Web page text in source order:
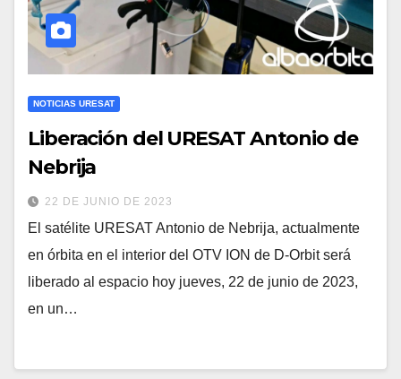
NOTICIAS URESAT
Liberación del URESAT Antonio de
Nebrija
22 DE JUNIO DE 2023
El satélite URESAT Antonio de Nebrija, actualmente
en órbita en el interior del OTV ION de D-Orbit será
liberado al espacio hoy jueves, 22 de junio de 2023,
en un…